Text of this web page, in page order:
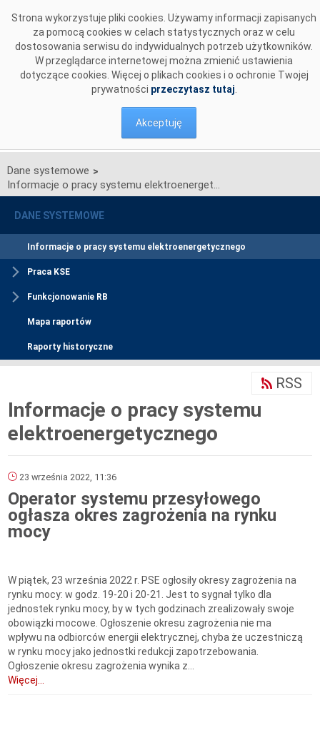
Strona wykorzystuje pliki cookies. Używamy informacji zapisanych
za pomocą cookies w celach statystycznych oraz w celu
dostosowania serwisu do indywidualnych potrzeb użytkowników.
W przeglądarce internetowej można zmienić ustawienia
dotyczące cookies. Więcej o plikach cookies i o ochronie Twojej
prywatności przeczytasz tutaj
Akceptuję
Dane systemowe >
Informacje o pracy systemu elektroenergetycznego
DANE SYSTEMOWE
Informacje o pracy systemu elektroenergetycznego
Praca KSE
Funkcjonowanie RB
Mapa raportów
Raporty historyczne
Informacje o pracy systemu
elektroenergetycznego
RSS
23 września 2022, 11:36
Operator systemu przesyłowego
ogłasza okres zagrożenia na rynku
mocy
W piątek, 23 września 2022 r. PSE ogłosiły okresy zagrożenia na
rynku mocy: w godz. 19-20 i 20-21. Jest to sygnał tylko dla
jednostek rynku mocy, by w tych godzinach zrealizowały swoje
obowiązki mocowe. Ogłoszenie okresu zagrożenia nie ma
wpływu na odbiorców energii elektrycznej, chyba że uczestniczą
w rynku mocy jako jednostki redukcji zapotrzebowania.
Ogłoszenie okresu zagrożenia wynika z...
Więcej...